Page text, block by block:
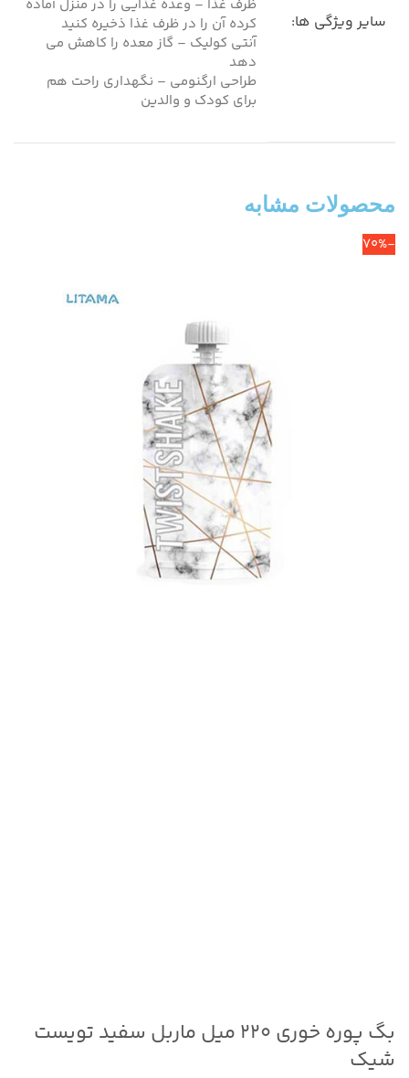
سایر ویژگی ها:
ظرف غذا – وعده غذایی را در منزل آماده
کرده آن را در ظرف غذا ذخیره کنید
آنتی کولیک – گاز معده را کاهش می
دهد
طراحی ارگنومی – نگهداری راحت هم
برای کودک و والدین
محصولات مشابه
-70%
بگ پوره خوری ۲۲۰ میل ماربل سفید تویست
شیک